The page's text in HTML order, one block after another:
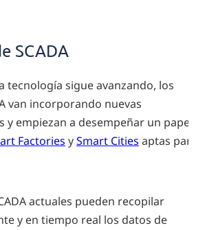
SCADA
tecnología sigue avanzando, los
van incorporando nuevas
y empiezan a desempeñar un papel
Factories ySmart Cities aptas para
actuales pueden recopilar
y en tiempo real los datos de